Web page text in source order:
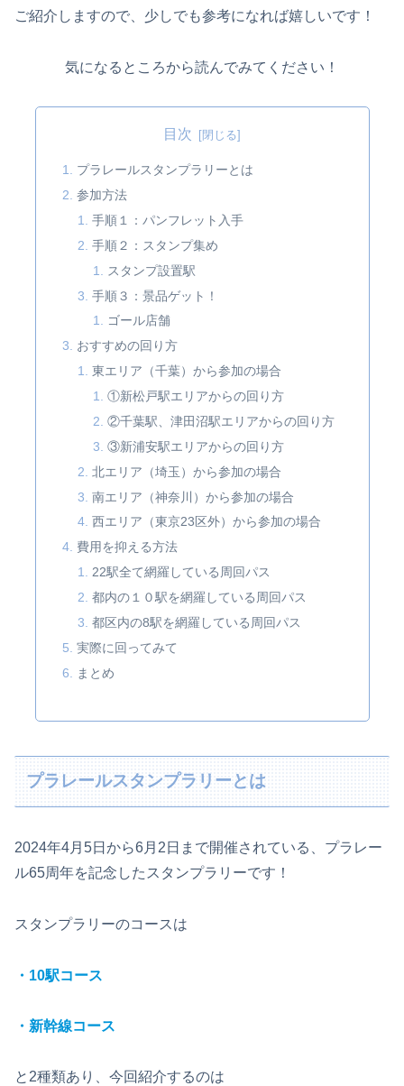
ご紹介しますので、少しでも参考になれば嬉しいです！
気になるところから読んでみてください！
目次
プラレールスタンプラリーとは
参加方法
手順１：パンフレット入手
手順２：スタンプ集め
スタンプ設置駅
手順３：景品ゲット！
ゴール店舗
おすすめの回り方
東エリア（千葉）から参加の場合
①新松戸駅エリアからの回り方
②千葉駅、津田沼駅エリアからの回り方
③新浦安駅エリアからの回り方
北エリア（埼玉）から参加の場合
南エリア（神奈川）から参加の場合
西エリア（東京23区外）から参加の場合
費用を抑える方法
22駅全て網羅している周回パス
都内の１０駅を網羅している周回パス
都区内の8駅を網羅している周回パス
実際に回ってみて
まとめ
プラレールスタンプラリーとは
2024年4月5日から6月2日まで開催されている、プラレー
ル65周年を記念したスタンプラリーです！
スタンプラリーのコースは
・10駅コース
・新幹線コース
と2種類あり、今回紹介するのは